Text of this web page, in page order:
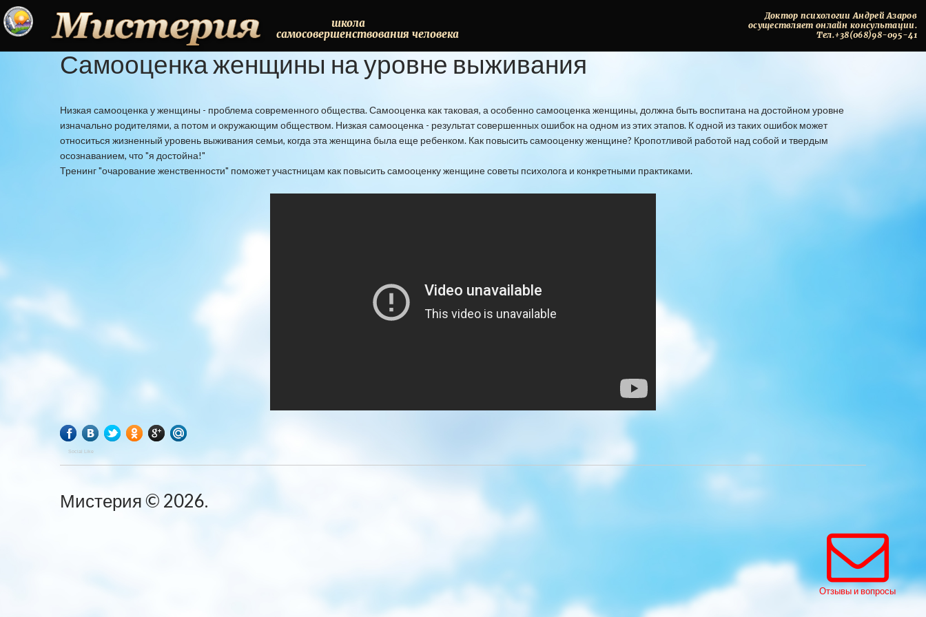
школа
самосовершенствования человека
Доктор психологии Андрей Азаров
осуществляет онлайн консультации.
Тел.+38(068)98-095-41
Самооценкаженщины науровне выживания
Низкая самооценка у женщины - проблема современного общества. Самооценка как таковая, а особенно самооценка женщины, должна быть воспитана на достойном уровне
изначально родителями, а потом и окружающим обществом. Низкая самооценка - результат совершенных ошибок на одном из этих этапов. К одной из таких ошибок может
относиться жизненный уровень выживания семьи, когда эта женщина была еще ребенком. Как повысить самооценку женщине? Кропотливой работой над собой и твердым
осознаванием, что "я достойна!"
Тренинг "очарование женственности" поможет участницам как повысить самооценку женщине советы психолога и конкретными практиками.
Social Like
Мистерия© 2026